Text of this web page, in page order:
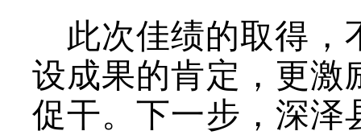
此次佳绩的取得，
设成果的肯定，更激
促干。下一步，深泽